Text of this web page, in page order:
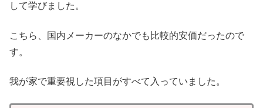
して学びました。
こちら、国内メーカーのなかでも比較的安価だったので
す。
我が家で重要視した項目がすべて入っていました。